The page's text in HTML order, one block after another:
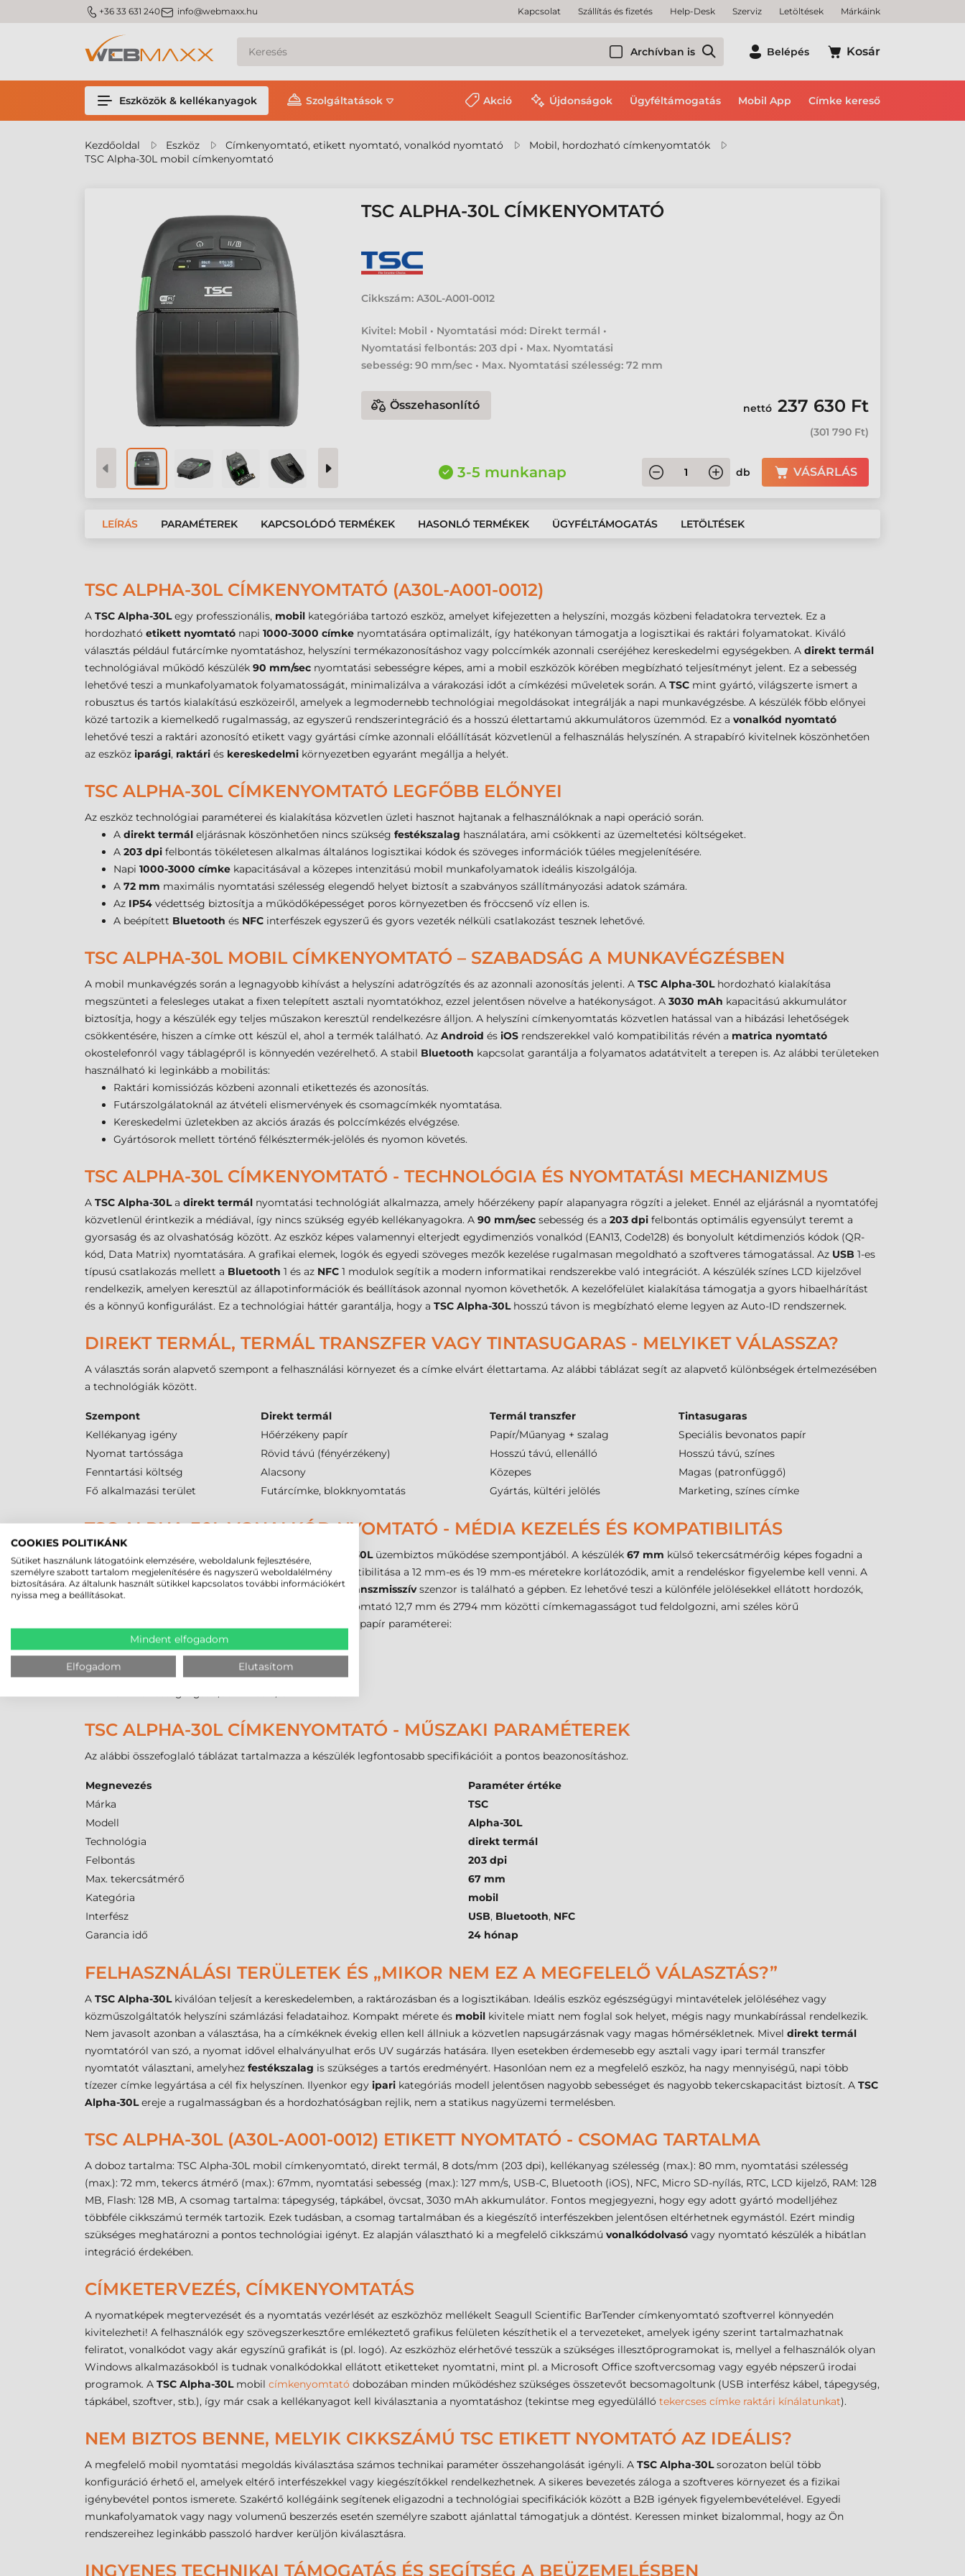
m_phone +36 33 631 240m_email info@webmaxx.hu Kapcsolat Szállítás és fizetés Help-Desk Szerviz Letöltések Márkáink
Archívban is Belépés Kosár
Eszközök & kellékanyagok Szolgáltatások Akció Újdonságok Ügyféltámogatás Mobil App Címke kereső
Kezdőoldal Eszköz Címkenyomtató, etikett nyomtató, vonalkód nyomtató
Mobil, hordozható címkenyomtatók
TSC Alpha-30L mobil címkenyomtató
TSC ALPHA-30L CÍMKENYOMTATÓ
Cikkszám: A30L-A001-0012
Kivitel: Mobil • Nyomtatási mód: Direkt termál •
Nyomtatási felbontás: 203 dpi • Max. Nyomtatási
sebesség: 90 mm/sec • Max. Nyomtatási szélesség: 72 mm
Összehasonlító nettó 237 630 Ft
(301 790 Ft)
3-5 munkanap db VÁSÁRLÁS
LEÍRÁS PARAMÉTEREK KAPCSOLÓDÓ TERMÉKEK HASONLÓ TERMÉKEK ÜGYFÉLTÁMOGATÁS LETÖLTÉSEK
TSC ALPHA-30L CÍMKENYOMTATÓ (A30L-A001-0012)
A TSC Alpha-30Legy professzionális, mobil kategóriába tartozó eszköz, amelyet kifejezetten a helyszíni, mozgás közbeni feladatokra terveztek. Ez a
hordozható etikett nyomtató napi 1000-3000 címke nyomtatására optimalizált, így hatékonyan támogatja a logisztikai és raktári folyamatokat. Kiváló
választás például futárcímke nyomtatáshoz, helyszíni termékazonosításhoz vagy polccímkék azonnali cseréjéhez kereskedelmi egységekben. A direkt termál
technológiával működő készülék 90 mm/sec nyomtatási sebességre képes, ami a mobil eszközök körében megbízható teljesítményt jelent. Ez a sebesség
lehetővé teszi a munkafolyamatok folyamatosságát, minimalizálva a várakozási időt a címkézési műveletek során. A TSC mint gyártó, világszerte ismert a
robusztus és tartós kialakítású eszközeiről, amelyek a legmodernebb technológiai megoldásokat integrálják a napi munkavégzésbe. A készülék főbb előnyei
közé tartozik a kiemelkedő rugalmasság, az egyszerű rendszerintegráció és a hosszú élettartamú akkumulátoros üzemmód. Ez a vonalkód nyomtató
lehetővé teszi a raktári azonosító etikett vagy gyártási címke azonnali előállítását közvetlenül a felhasználás helyszínén. A strapabíró kivitelnek köszönhetően
az eszköz iparági, raktári és kereskedelmi környezetben egyaránt megállja a helyét.
TSC ALPHA-30L CÍMKENYOMTATÓ LEGFŐBB ELŐNYEI
Az eszköz technológiai paraméterei és kialakítása közvetlen üzleti hasznot hajtanak a felhasználóknak a napi operáció során.
A direkt termál eljárásnak köszönhetően nincs szükség festékszalag használatára, ami csökkenti az üzemeltetési költségeket.
A 203 dpi felbontás tökéletesen alkalmas általános logisztikai kódok és szöveges információk tűéles megjelenítésére.
Napi 1000-3000 címke kapacitásával a közepes intenzitású mobil munkafolyamatok ideális kiszolgálója.
A 72 mm maximális nyomtatási szélesség elegendő helyet biztosít a szabványos szállítmányozási adatok számára.
Az IP54 védettség biztosítja a működőképességet poros környezetben és fröccsenő víz ellen is.
A beépített Bluetooth és NFC interfészek egyszerű és gyors vezeték nélküli csatlakozást tesznek lehetővé.
TSC ALPHA-30L MOBIL CÍMKENYOMTATÓ – SZABADSÁG A MUNKAVÉGZÉSBEN
A mobil munkavégzés során a legnagyobb kihívást a helyszíni adatrögzítés és az azonnali azonosítás jelenti. A TSC Alpha-30Lhordozható kialakítása
megszünteti a felesleges utakat a fixen telepített asztali nyomtatókhoz, ezzel jelentősen növelve a hatékonyságot. A 3030 mAh kapacitású akkumulátor
biztosítja, hogy a készülék egy teljes műszakon keresztül rendelkezésre álljon. A helyszíni címkenyomtatás közvetlen hatással van a hibázási lehetőségek
csökkentésére, hiszen a címke ott készül el, ahol a termék található. Az Android és iOS rendszerekkel való kompatibilitás révén a matrica nyomtató
okostelefonról vagy táblagépről is könnyedén vezérelhető. A stabil Bluetooth kapcsolat garantálja a folyamatos adatátvitelt a terepen is. Az alábbi területeken
használható ki leginkább a mobilitás:
Raktári komissiózás közbeni azonnali etikettezés és azonosítás.
Futárszolgálatoknál az átvételi elismervények és csomagcímkék nyomtatása.
Kereskedelmi üzletekben az akciós árazás és polccímkézés elvégzése.
Gyártósorok mellett történő félkésztermék-jelölés és nyomon követés.
TSC ALPHA-30L CÍMKENYOMTATÓ - TECHNOLÓGIA ÉS NYOMTATÁSI MECHANIZMUS
A TSC Alpha-30La direkt termál nyomtatási technológiát alkalmazza, amely hőérzékeny papír alapanyagra rögzíti a jeleket. Ennél az eljárásnál a nyomtatófej
közvetlenül érintkezik a médiával, így nincs szükség egyéb kellékanyagokra. A 90 mm/sec sebesség és a 203 dpi felbontás optimális egyensúlyt teremt a
gyorsaság és az olvashatóság között. Az eszköz képes valamennyi elterjedt egydimenziós vonalkód (EAN13, Code128) és bonyolult kétdimenziós kódok (QR-
kód, Data Matrix) nyomtatására. A grafikai elemek, logók és egyedi szöveges mezők kezelése rugalmasan megoldható a szoftveres támogatással. Az USB 1-es
típusú csatlakozás mellett a Bluetooth 1 és az NFC 1 modulok segítik a modern informatikai rendszerekbe való integrációt. A készülék színes LCD kijelzővel
rendelkezik, amelyen keresztül az állapotinformációk és beállítások azonnal nyomon követhetők. A kezelőfelület kialakítása támogatja a gyors hibaelhárítást
és a könnyű konfigurálást. Ez a technológiai háttér garantálja, hogy a TSC Alpha-30Lhosszú távon is megbízható eleme legyen az Auto-ID rendszernek.
DIREKT TERMÁL, TERMÁL TRANSZFER VAGY TINTASUGARAS - MELYIKET VÁLASSZA?
A választás során alapvető szempont a felhasználási környezet és a címke elvárt élettartama. Az alábbi táblázat segít az alapvető különbségek értelmezésében
a technológiák között.
Szempont Direkt termál Termál transzfer
Tintasugaras
Kellékanyag igény
Hőérzékeny papír Papír/Műanyag + szalag
Speciális bevonatos papír
Nyomat tartóssága
Rövid távú (fényérzékeny) Hosszú távú, ellenálló
Hosszú távú, színes
Fenntartási költség
Alacsony Közepes
Magas (patronfüggő)
Fő alkalmazási terület
Futárcímke, blokknyomtatás Gyártás, kültéri jelölés Marketing, színes címke
TSC ALPHA-30L VONALKÓD NYOMTATÓ - MÉDIA KEZELÉS ÉS KOMPATIBILITÁS
A kellékanyagok megválasztása kritikus a TSC Alpha-30Lüzembiztos működése szempontjából. A készülék 67 mm külső tekercsátmérőig képes fogadni a
tekercses címkealapanyagokat. A belső cséve kompatibilitása a 12 mm-es és 19 mm-es méretekre korlátozódik, amit a rendeléskor figyelembe kell venni. A
médiaérzékelés rendkívül pontos, mivel reflektívés transzmisszívszenzor is található a gépben. Ez lehetővé teszi a különféle jelölésekkel ellátott hordozók,
például fekete jeles vagy réselt címkék kezelését. A nyomtató 12,7 mm és 2794 mm közötti címkemagasságot tud feldolgozni, ami széles körű
papír paraméterei:
Maximális média szélesség: 80 mm.
Maximális nyomtatási szélesség:72 mm.
Minimális címke magasság: 25,4 mm.
TSC ALPHA-30L CÍMKENYOMTATÓ - MŰSZAKI PARAMÉTEREK
Az alábbi összefoglaló táblázat tartalmazza a készülék legfontosabb specifikációit a pontos beazonosításhoz.
Megnevezés
Paraméter értéke
Márka
TSC
Modell
Alpha-30L
Technológia
direkt termál
Felbontás
203 dpi
Max. tekercsátmérő
67 mm
Kategória
mobil
Interfész
USB, Bluetooth, NFC
Garancia idő
24 hónap
FELHASZNÁLÁSI TERÜLETEK ÉS „MIKOR NEM EZ A MEGFELELŐ VÁLASZTÁS?”
A TSC Alpha-30Lkiválóan teljesít a kereskedelemben, a raktározásban és a logisztikában. Ideális eszköz egészségügyi mintavételek jelöléséhez vagy
közműszolgáltatók helyszíni számlázási feladataihoz. Kompakt mérete és mobil kivitele miatt nem foglal sok helyet, mégis nagy munkabírással rendelkezik.
Nem javasolt azonban a választása, ha a címkéknek évekig ellen kell állniuk a közvetlen napsugárzásnak vagy magas hőmérsékletnek. Mivel direkt termál
nyomtatóról van szó, a nyomat idővel elhalványulhat erős UV sugárzás hatására. Ilyen esetekben érdemesebb egy asztali vagy ipari termál transzfer
nyomtatót választani, amelyhez festékszalag is szükséges a tartós eredményért. Hasonlóan nem ez a megfelelő eszköz, ha nagy mennyiségű, napi több
tízezer címke legyártása a cél fix helyszínen. Ilyenkor egy ipari kategóriás modell jelentősen nagyobb sebességet és nagyobb tekercskapacitást biztosít. A TSC
Alpha-30Lereje a rugalmasságban és a hordozhatóságban rejlik, nem a statikus nagyüzemi termelésben.
TSC ALPHA-30L (A30L-A001-0012) ETIKETT NYOMTATÓ - CSOMAG TARTALMA
A doboz tartalma: TSC Alpha-30L mobil címkenyomtató, direkt termál, 8 dots/mm (203 dpi), kellékanyag szélesség (max.): 80 mm, nyomtatási szélesség
(max.): 72 mm, tekercs átmérő (max.): 67mm, nyomtatási sebesség (max.): 127 mm/s, USB-C, Bluetooth (iOS), NFC, Micro SD-nyílás, RTC, LCD kijelző, RAM: 128
MB, Flash: 128 MB, A csomag tartalma: tápegység, tápkábel, övcsat, 3030 mAh akkumulátor. Fontos megjegyezni, hogy egy adott gyártó modelljéhez
többféle cikkszámú termék tartozik. Ezek tudásban, a csomag tartalmában és a kiegészítő interfészekben jelentősen eltérhetnek egymástól. Ezért mindig
szükséges meghatározni a pontos technológiai igényt. Ez alapján választható ki a megfelelő cikkszámú vonalkódolvasó vagy nyomtató készülék a hibátlan
integráció érdekében.
CÍMKETERVEZÉS, CÍMKENYOMTATÁS
A nyomatképek megtervezését és a nyomtatás vezérlését az eszközhöz mellékelt Seagull Scientific BarTender címkenyomtató szoftverrel könnyedén
kivitelezheti! A felhasználók egy szövegszerkesztőre emlékeztető grafikus felületen készíthetik el a tervezeteket, amelyek igény szerint tartalmazhatnak
feliratot, vonalkódot vagy akár egyszínű grafikát is (pl. logó). Az eszközhöz elérhetővé tesszük a szükséges illesztőprogramokat is, mellyel a felhasználók olyan
Windows alkalmazásokból is tudnak vonalkódokkal ellátott etiketteket nyomtatni, mint pl. a Microsoft Office szoftvercsomag vagy egyéb népszerű irodai
programok. A TSC Alpha-30Lmobil címkenyomtató dobozában minden működéshez szükséges összetevőt becsomagoltunk (USB interfész kábel, tápegység,
tápkábel, szoftver, stb.), így már csak a kellékanyagot kell kiválasztania a nyomtatáshoz (tekintse meg egyedülálló tekercses címke raktári kínálatunkat).
NEM BIZTOS BENNE, MELYIK CIKKSZÁMÚ TSC ETIKETT NYOMTATÓ AZ IDEÁLIS?
A megfelelő mobil nyomtatási megoldás kiválasztása számos technikai paraméter összehangolását igényli. A TSC Alpha-30Lsorozaton belül több
konfiguráció érhető el, amelyek eltérő interfészekkel vagy kiegészítőkkel rendelkezhetnek. A sikeres bevezetés záloga a szoftveres környezet és a fizikai
igénybevétel pontos ismerete. Szakértő kollégáink segítenek eligazodni a technológiai specifikációk között a B2B igények figyelembevételével. Egyedi
munkafolyamatok vagy nagy volumenű beszerzés esetén személyre szabott ajánlattal támogatjuk a döntést. Keressen minket bizalommal, hogy az Ön
rendszereihez leginkább passzoló hardver kerüljön kiválasztásra.
INGYENES TECHNIKAI TÁMOGATÁS ÉS SEGÍTSÉG A BEÜZEMELÉSBEN
COOKIES POLITIKÁNK
Sütiket használunk látogatóink elemzésére, weboldalunk fejlesztésére,
személyre szabott tartalom megjelenítésére és nagyszerű weboldalélmény
biztosítására. Az általunk használt sütikkel kapcsolatos további információkért
nyissa meg a beállításokat.
Mindent elfogadom
Elfogadom Elutasítom